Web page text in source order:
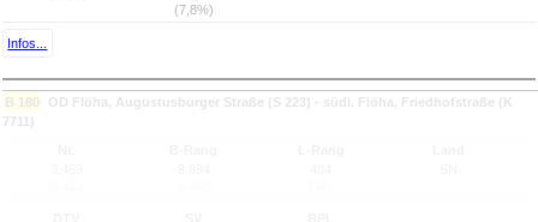
(7,8%)
Infos...
B 180
OD Flöha, Augustusburger Straße (S 223) - südl. Flöha, Friedhofstraße (K
7711)